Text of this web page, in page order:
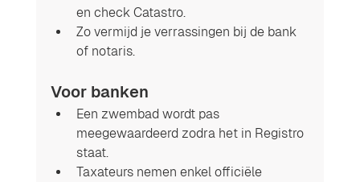
en check Catastro.
Zo vermijd je verrassingen bij de bank
of notaris.
Voor banken
Een zwembad wordt pas
meegewaardeerd zodra het in Registro
staat.
Taxateurs nemen enkel officiële